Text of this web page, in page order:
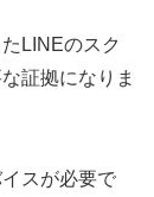
LINEのスク
証拠になりま
スが必要で